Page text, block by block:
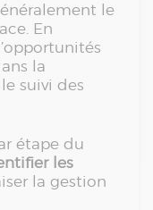
le
En
la
suivi des
étape du
les
la gestion